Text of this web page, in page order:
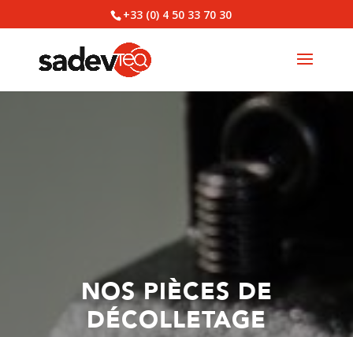
+33 (0) 4 50 33 70 30
NOS PIÈCES DE
DÉCOLLETAGE